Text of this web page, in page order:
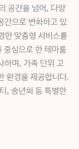
공간을 넘어, 다양
간으로 변화하고 있
한 맞춤형 서비스를
중심으로 한 테마룸
하며, 가족 단위 고
환경을 제공합니다.
, 송년회 등 특별한